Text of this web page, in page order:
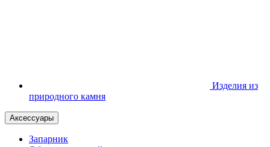
Изделия из
природного камня
Аксессуары
Запарник